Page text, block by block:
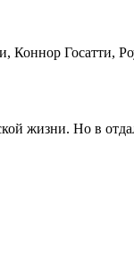
Госатти,
жизни. Но в